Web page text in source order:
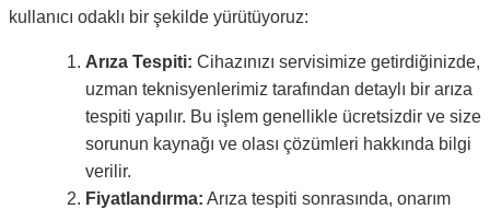
kullanıcı odaklı bir şekilde yürütüyoruz:
Arıza Tespiti: Cihazınızı servisimize getirdiğinizde,
uzman teknisyenlerimiz tarafından detaylı bir arıza
tespiti yapılır. Bu işlem genellikle ücretsizdir ve size
sorunun kaynağı ve olası çözümleri hakkında bilgi
verilir.
Fiyatlandırma: Arıza tespiti sonrasında, onarım